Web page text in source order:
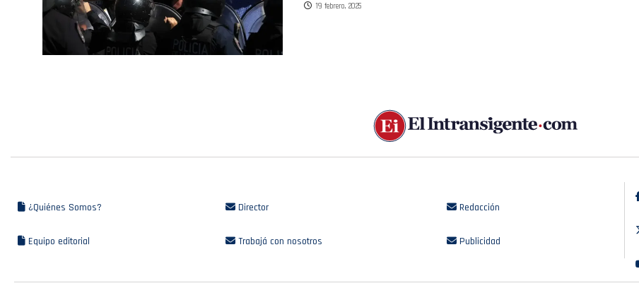
19 febrero, 2025
¿Quiénes Somos? Director Redacción
Equipo editorial Trabajá con nosotros Publicidad